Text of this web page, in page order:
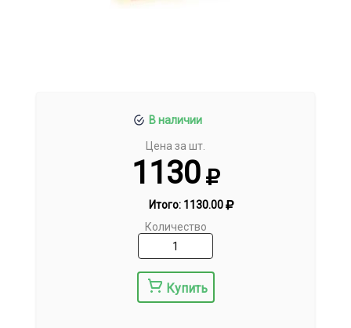
В наличии
Цена за шт.
1130
Итого: 1130.00
Количество
Купить